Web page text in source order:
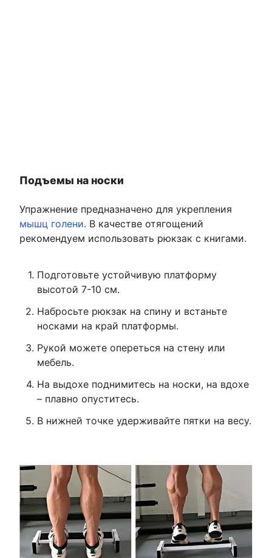
Подъемы на носки
Упражнение предназначено для укрепления
мышц голени. В качестве отягощений
рекомендуем использовать рюкзак с книгами.
Подготовьте устойчивую платформу
высотой 7-10 см.
Набросьте рюкзак на спину и встаньте
носками на край платформы.
Рукой можете опереться на стену или
мебель.
На выдохе поднимитесь на носки, на вдохе
– плавно опуститесь.
В нижней точке удерживайте пятки на весу.